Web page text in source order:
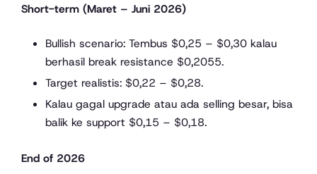
Short-term (Maret – Juni 2026)
Bullish scenario: Tembus $0,25 – $0,30 kalau
berhasil break resistance $0,2055.
Target realistis: $0,22 – $0,28.
Kalau gagal upgrade atau ada selling besar, bisa
balik ke support $0,15 – $0,18.
End of 2026